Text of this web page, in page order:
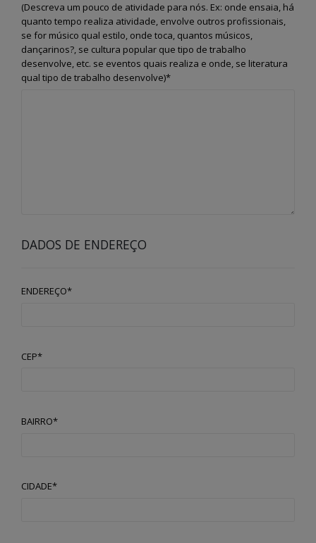
(Descreva um pouco de atividade para nós. Ex: onde ensaia, há
quanto tempo realiza atividade, envolve outros profissionais,
se for músico qual estilo, onde toca, quantos músicos,
dançarinos?, se cultura popular que tipo de trabalho
desenvolve, etc. se eventos quais realiza e onde, se literatura
qual tipo de trabalho desenvolve)*
DADOS DE ENDEREÇO
ENDEREÇO*
CEP*
BAIRRO*
CIDADE*